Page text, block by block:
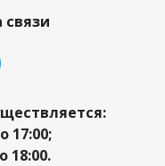
связи
17:00;
18:00.